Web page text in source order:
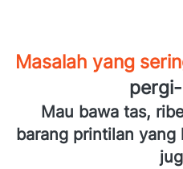
Masalah yang
Mau bawa tas,
barang printilan yang